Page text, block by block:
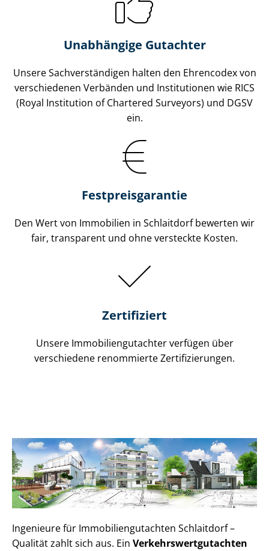
Unabhängige Gutachter
Unsere Sach­ver­stän­di­gen halten den Ehrencodex von
verschiedenen Verbänden und Institutionen wie RICS
(Royal Institution of Chartered Surveyors) und DGSV
ein.
Festpreis​garantie
Den Wert von Immobilien in Schlaitdorf bewerten wir
fair, transparent und ohne versteckte Kosten.
Zertifiziert
Unsere Immobilien­gutachter verfügen über
verschiedene renommierte Zer­ti­fi­zie­run­gen.
Ingenieure für Im­mo­bi­li­en­gut­ach­ten Schlaitdorf –
Qualität zahlt sich aus. Ein Ver­kehrs­wert­gut­ach­ten